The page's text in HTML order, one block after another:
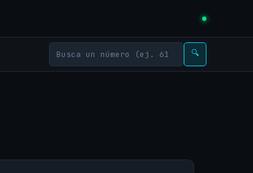
🔍